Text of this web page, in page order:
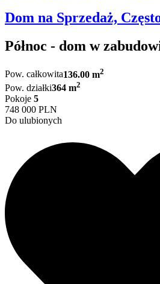
Dom na Sprzedaż,
Północ - dom w
Pow. całkowita136.00 m2
Pow. działki364 m2
Pokoje 5
748 000 PLN
Do ulubionych